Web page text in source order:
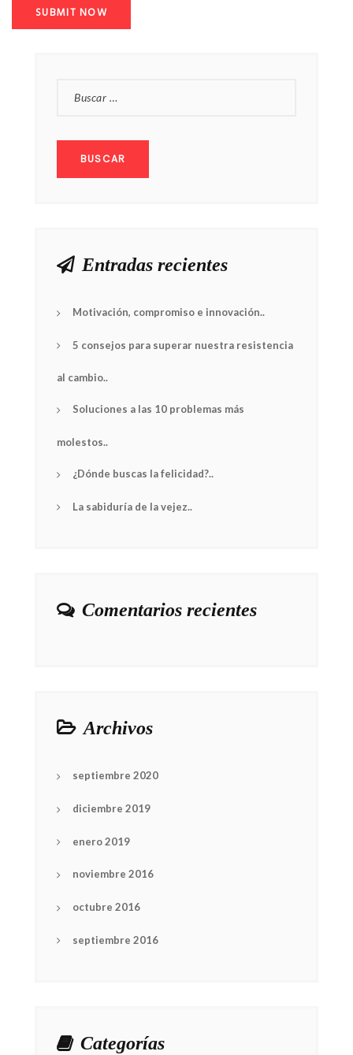
Entradas recientes
Motivación, compromiso e innovación..
5 consejos para superar nuestra resistencia
al cambio..
Soluciones a las 10 problemas más
molestos..
¿Dónde buscas la felicidad?..
La sabiduría de la vejez..
Comentarios recientes
Archivos
septiembre 2020
diciembre 2019
enero 2019
noviembre 2016
octubre 2016
septiembre 2016
Categorías